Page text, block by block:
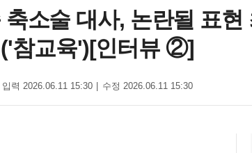
소술 대사, 논란될 표
('참교육')[인터뷰 ②]
입력 2026.06.11 15:30 수정 2026.06.11 15:30